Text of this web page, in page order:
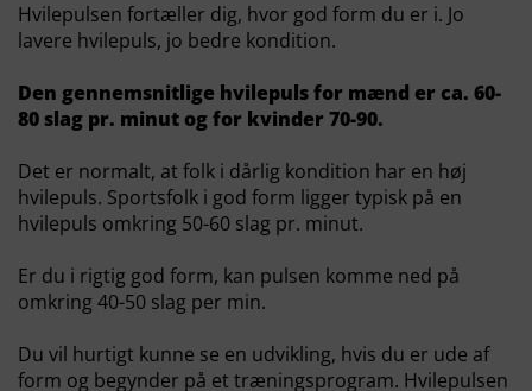
Hvilepulsen fortæller dig, hvor god form du er i. Jo
lavere hvilepuls, jo bedre kondition.
Den gennemsnitlige hvilepuls for mænd er ca. 60-
80 slag pr. minut og for kvinder 70-90.
Det er normalt, at folk i dårlig kondition har en høj
hvilepuls. Sportsfolk i god form ligger typisk på en
hvilepuls omkring 50-60 slag pr. minut.
Er du i rigtig god form, kan pulsen komme ned på
omkring 40-50 slag per min.
Du vil hurtigt kunne se en udvikling, hvis du er ude af
form og begynder på et træningsprogram. Hvilepulsen